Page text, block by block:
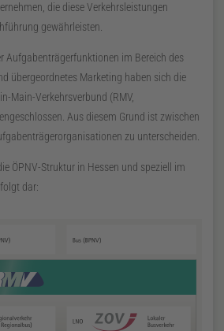
die diese Verkehrsleistungen
gewährleisten.
Aufgabenträgerfunktionen im Bereich des
übergeordnetes Marketing haben sich die
Main-Verkehrsverbund (RMV,
Aus diesem Grund ist zwischen
zu unterscheiden.
ÖPNV-Struktur in Hessen und speziell im
dar: